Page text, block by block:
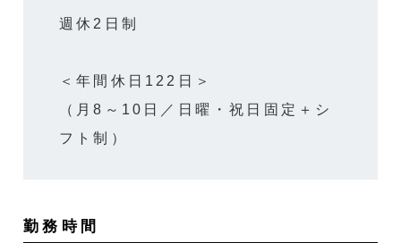
週休2日制
＜年間休日122日＞
（月8～10日／日曜・祝日固定＋シ
フト制）
勤務時間